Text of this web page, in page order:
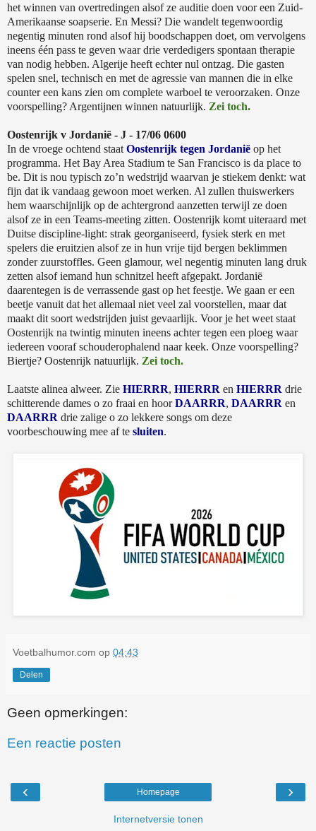
het winnen van overtredingen alsof ze auditie doen voor een Zuid-
Amerikaanse soapserie. En Messi? Die wandelt tegenwoordig
negentig minuten rond alsof hij boodschappen doet, om vervolgens
ineens één pass te geven waar drie verdedigers spontaan therapie
van nodig hebben. Algerije heeft echter nul ontzag. Die gasten
spelen snel, technisch en met de agressie van mannen die in elke
counter een kans zien om complete warboel te veroorzaken. Onze
voorspelling? Argentijnen winnen natuurlijk. Zei toch.
Oostenrijk v Jordanië - J - 17/06 0600
In de vroege ochtend staat Oostenrijk tegen Jordanië op het
programma. Het Bay Area Stadium te San Francisco is da place to
be. Dit is nou typisch zo’n wedstrijd waarvan je stiekem denkt: wat
fijn dat ik vandaag gewoon moet werken. Al zullen thuiswerkers
hem waarschijnlijk op de achtergrond aanzetten terwijl ze doen
alsof ze in een Teams-meeting zitten. Oostenrijk komt uiteraard met
Duitse discipline-light: strak georganiseerd, fysiek sterk en met
spelers die eruitzien alsof ze in hun vrije tijd bergen beklimmen
zonder zuurstoffles. Geen glamour, wel negentig minuten lang druk
zetten alsof iemand hun schnitzel heeft afgepakt. Jordanië
daarentegen is de verrassende gast op het feestje. We gaan er een
beetje vanuit dat het allemaal niet veel zal voorstellen, maar dat
maakt dit soort wedstrijden juist gevaarlijk. Voor je het weet staat
Oostenrijk na twintig minuten ineens achter tegen een ploeg waar
iedereen vooraf schouderophalend naar keek. Onze voorspelling?
Biertje? Oostenrijk natuurlijk. Zei toch.
Laatste alinea alweer. Zie HIERRR, HIERRR en HIERRR drie
schitterende dames o zo fraai en hoorDAARRR, DAARRR en
DAARRR drie zalige o zo lekkere songs om deze
voorbeschouwing mee af te sluiten.
Voetbalhumor.com op 04:43
Delen
Geen opmerkingen:
Een reactie posten
‹ ›
Homepage
Internetversie tonen